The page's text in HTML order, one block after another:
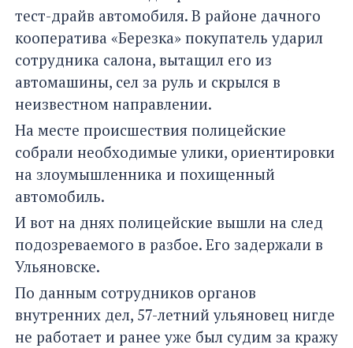
тест-драйв автомобиля. В районе дачного
кооператива «Березка» покупатель ударил
сотрудника салона, вытащил его из
автомашины, сел за руль и скрылся в
неизвестном направлении.
На месте происшествия полицейские
собрали необходимые улики, ориентировки
на злоумышленника и похищенный
автомобиль.
И вот на днях полицейские вышли на след
подозреваемого в разбое. Его задержали в
Ульяновске.
По данным сотрудников органов
внутренних дел, 57-летний ульяновец нигде
не работает и ранее уже был судим за кражу